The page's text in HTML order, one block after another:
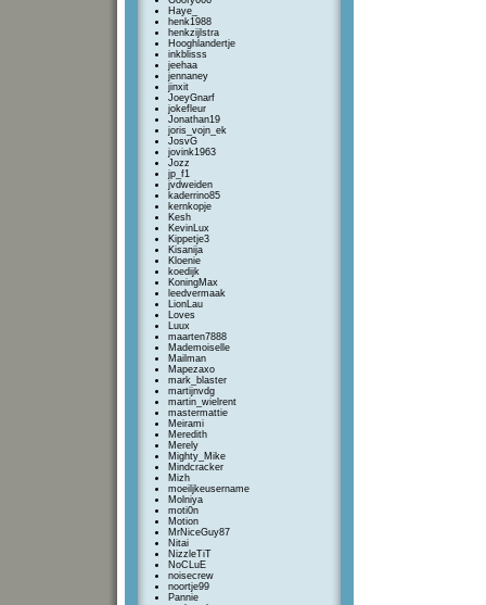
Haye_
henk1988
henkzijlstra
Hooghlandertje
inkblisss
jeehaa
jennaney
jinxit
JoeyGnarf
jokefleur
Jonathan19
joris_vojn_ek
JosvG
jovink1963
Jozz
jp_f1
jvdweiden
kaderrino85
kernkopje
Kesh
KevinLux
Kippetje3
Kisanija
Kloenie
koedijk
KoningMax
leedvermaak
LionLau
Loves
Luux
maarten7888
Mademoiselle
Mailman
Mapezaxo
mark_blaster
martijnvdg
martin_wielrent
mastermattie
Meirami
Meredith
Merely
Mighty_Mike
Mindcracker
Mizh
moeiljkeusername
Molniya
moti0n
Motion
MrNiceGuy87
Nitai
NizzleTiT
NoCLuE
noisecrew
noortje99
Pannie